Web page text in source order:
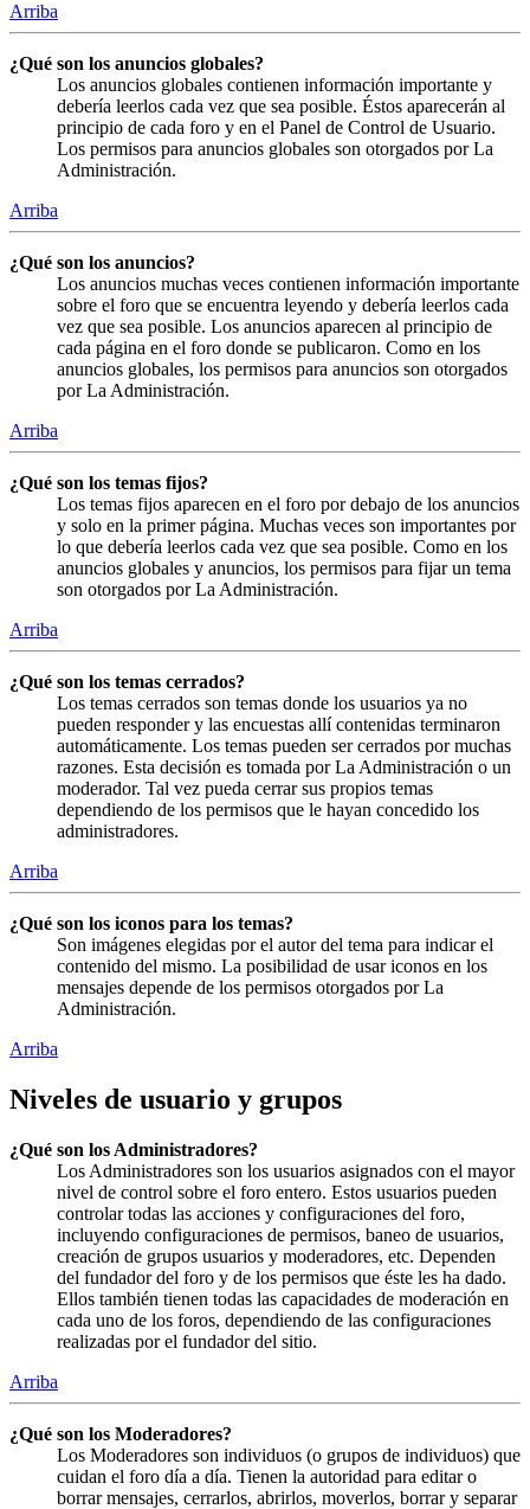
Arriba
¿Qué son los anuncios globales?
Los anuncios globales contienen información importante y
debería leerlos cada vez que sea posible. Éstos aparecerán al
principio de cada foro y en el Panel de Control de Usuario.
Los permisos para anuncios globales son otorgados por La
Administración.
Arriba
¿Qué son los anuncios?
Los anuncios muchas veces contienen información importante
sobre el foro que se encuentra leyendo y debería leerlos cada
vez que sea posible. Los anuncios aparecen al principio de
cada página en el foro donde se publicaron. Como en los
anuncios globales, los permisos para anuncios son otorgados
por La Administración.
Arriba
¿Qué son los temas fijos?
Los temas fijos aparecen en el foro por debajo de los anuncios
y solo en la primer página. Muchas veces son importantes por
lo que debería leerlos cada vez que sea posible. Como en los
anuncios globales y anuncios, los permisos para fijar un tema
son otorgados por La Administración.
Arriba
¿Qué son los temas cerrados?
Los temas cerrados son temas donde los usuarios ya no
pueden responder y las encuestas allí contenidas terminaron
automáticamente. Los temas pueden ser cerrados por muchas
razones. Esta decisión es tomada por La Administración o un
moderador. Tal vez pueda cerrar sus propios temas
dependiendo de los permisos que le hayan concedido los
administradores.
Arriba
¿Qué son los iconos para los temas?
Son imágenes elegidas por el autor del tema para indicar el
contenido del mismo. La posibilidad de usar iconos en los
mensajes depende de los permisos otorgados por La
Administración.
Arriba
Niveles de usuario y grupos
¿Qué son los Administradores?
Los Administradores son los usuarios asignados con el mayor
nivel de control sobre el foro entero. Estos usuarios pueden
controlar todas las acciones y configuraciones del foro,
incluyendo configuraciones de permisos, baneo de usuarios,
creación de grupos usuarios y moderadores, etc. Dependen
del fundador del foro y de los permisos que éste les ha dado.
Ellos también tienen todas las capacidades de moderación en
cada uno de los foros, dependiendo de las configuraciones
realizadas por el fundador del sitio.
Arriba
¿Qué son los Moderadores?
Los Moderadores son individuos (o grupos de individuos) que
cuidan el foro día a día. Tienen la autoridad para editar o
borrar mensajes, cerrarlos, abrirlos, moverlos, borrar y separar